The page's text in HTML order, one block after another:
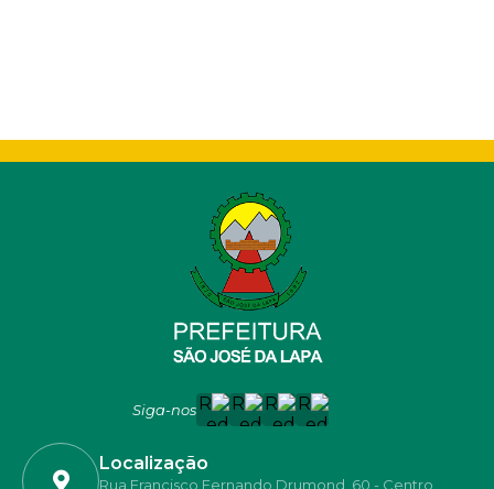
Siga-nos
Localização
Rua Francisco Fernando Drumond, 60 - Centro